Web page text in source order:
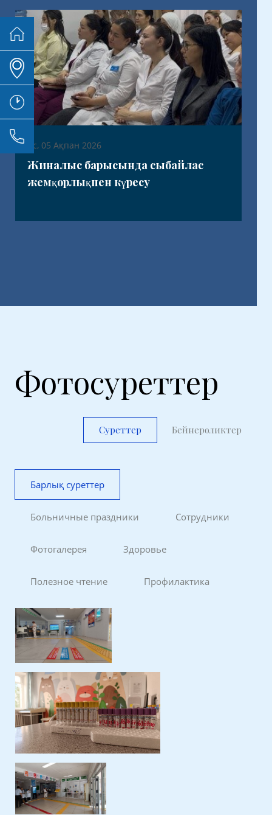
Бс, 05 Ақпан 2026
Жиналыс барысында сыбайлас
жемқорлықпен күресу
Фотосуреттер
Суреттер Бейнероликтер
Барлық суреттер
Больничные праздники Сотрудники
Фотогалерея Здоровье
Полезное чтение Профилактика